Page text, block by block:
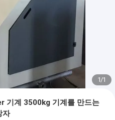
1/1
기계 3500kg 기계를 만드는
자